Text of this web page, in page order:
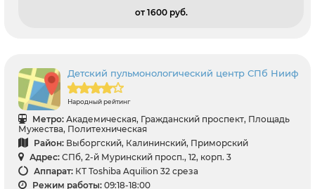
от 1600 pуб.
Детский пульмонологический центр СПб Нииф
Народный рейтинг
Метро: Академическая, Гражданский проспект, Площадь
Мужества, Политехническая
Район: Выборгский, Калининский, Приморский
Адрес: СПб, 2-й Муринский просп., 12, корп. 3
Аппарат: КТ Toshiba Aquilion 32 среза
Режим работы: 09:18-18:00